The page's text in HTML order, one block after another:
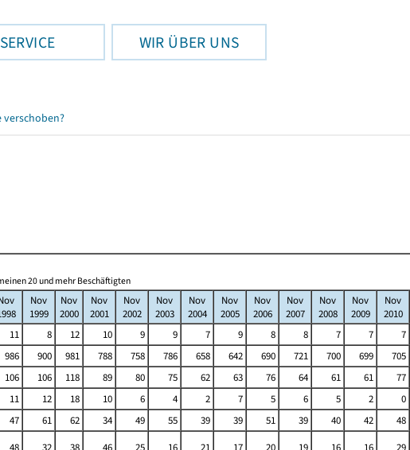
SERVICE WIR ÜBER UNS
20 und mehr Beschäftigten
Nov
1999
Nov
2000
Nov
2001
Nov
2002
Nov
2003
Nov
2004
Nov
2005
Nov
2006
Nov
2007
Nov
2008
Nov
2009
Nov
2010
11 8 12 10 9 9 7 9 8 8 7 7
7
986 900 981 788 758 786 658 642 690 721 700 699
705
106 106 118 89 80 75 62 63 76 64 61 61
77
11 12 18 10 6 4 2 7 5 6 5 2
0
47 61 62 34 49 55 39 39 51 39 40 42
48
48 32 38 46 25 16 21 17 20 19 16 16
29